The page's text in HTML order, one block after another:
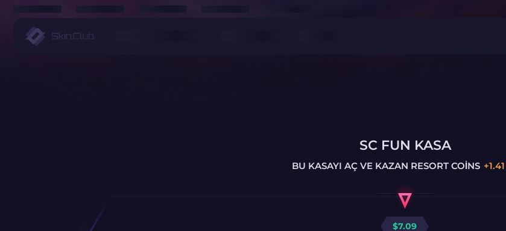
SC FUN KASA
BU KASAYI AÇ VE KAZAN RESORT COINS +1.41
$7.09